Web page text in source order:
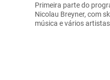
Primeira parte do
Nicolau Breyner, com
música e vários